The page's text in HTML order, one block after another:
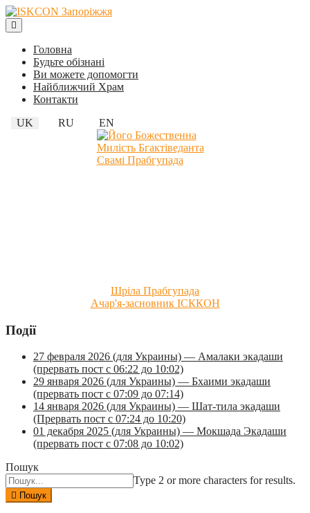
Головна
Будьте обізнані
Ви можете допомогти
Найближчий Храм
Контакти
UK
RU EN
Шріла Прабгупада
Ачар'я-засновник ІСККОН
Події
27 февраля 2026 (для Украины) — Амалаки экадаши
(прервать пост с 06:22 до 10:02)
29 января 2026 (для Украины) — Бхаими экадаши
(прервать пост с 07:09 до 07:14)
14 января 2026 (для Украины) — Шат-тила экадаши
(Прервать пост с 07:24 до 10:20)
01 декабря 2025 (для Украины) — Мокшада Экадаши
(прервать пост с 07:08 до 10:02)
Пошук
Type 2 or more characters for results.
Пошук